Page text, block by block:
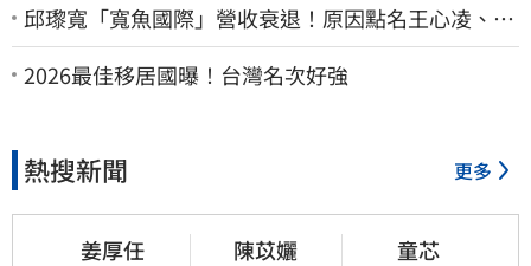
邱瓈寬「寬魚國際」營收衰退！原因點名王心凌、楊
丞琳網笑翻：太誠實
2026最佳移居國曝！台灣名次好強
熱搜新聞 更多
姜厚任 陳苡孋 童芯